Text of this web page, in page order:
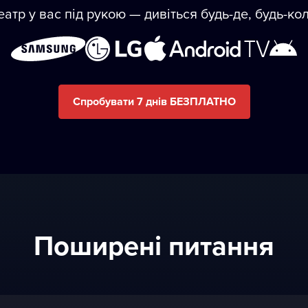
у вас під рукою — дивіться будь-де, будь-
Спробувати 7 днів БЕЗПЛАТНО
Пoширені питання